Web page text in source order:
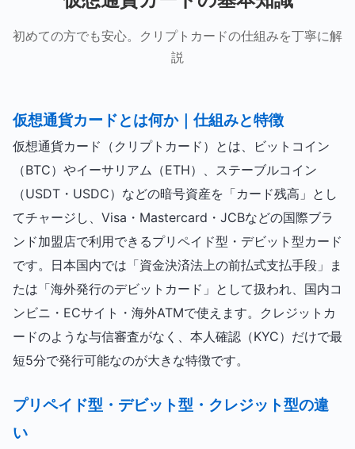
初めての方でも安心。クリプトカードの仕組みを丁寧に解
説
仮想通貨カードとは何か｜仕組みと特徴
仮想通貨カード（クリプトカード）とは、ビットコイン
（BTC）やイーサリアム（ETH）、ステーブルコイン
（USDT・USDC）などの暗号資産を「カード残高」とし
てチャージし、Visa・Mastercard・JCBなどの国際ブラ
ンド加盟店で利用できるプリペイド型・デビット型カード
です。日本国内では「資金決済法上の前払式支払手段」ま
たは「海外発行のデビットカード」として扱われ、国内コ
ンビニ・ECサイト・海外ATMで使えます。クレジットカ
ードのような与信審査がなく、本人確認（KYC）だけで最
短5分で発行可能なのが大きな特徴です。
プリペイド型・デビット型・クレジット型の違
い